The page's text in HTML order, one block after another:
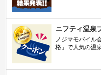
ニフティ温泉
ノジマモバイル
格」で人気の温